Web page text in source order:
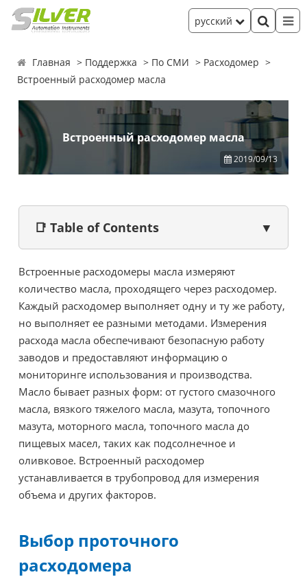
русский
Главная Поддержка По СМИ
Расходомер
Встроенный расходомер масла
Встроенный расходомер масла
2019/09/13
📑 Table of Contents ▼
Встроенные расходомеры масла измеряют
количество масла, проходящего через расходомер.
Каждый расходомер выполняет одну и ту же работу,
но выполняет ее разными методами. Измерения
расхода масла обеспечивают безопасную работу
заводов и предоставляют информацию о
мониторинге использования и производства.
Масло бывает разных форм: от густого смазочного
масла, вязкого тяжелого масла, мазута, топочного
мазута, моторного масла, топочного масла до
пищевых масел, таких как подсолнечное и
оливковое. Встроенный расходомер
устанавливается в трубопровод для измерения
объема и других факторов.
Выбор проточного
расходомера